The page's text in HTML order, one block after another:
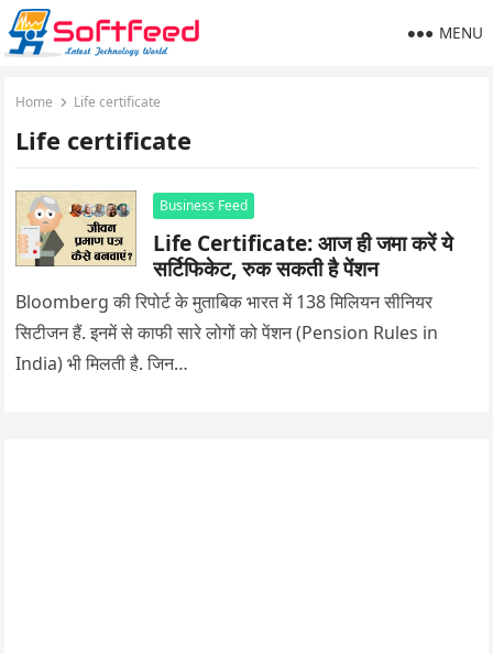
MENU
Home Life certificate
Life certificate
Business Feed
Life Certificate: आज ही जमा करें ये
सर्टिफिकेट, रुक सकती है पेंशन
Bloomberg की रिपोर्ट के मुताबिक भारत में 138 मिलियन सीनियर
सिटीजन हैं. इनमें से काफी सारे लोगों को पेंशन (Pension Rules in
India) भी मिलती है. जिन…